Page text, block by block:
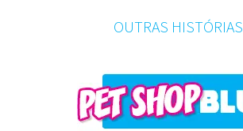
OUTRAS HISTÓRIAS